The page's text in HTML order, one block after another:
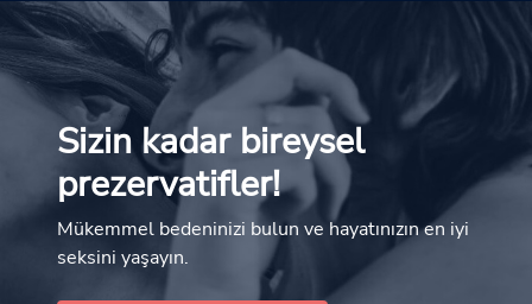
Skip to main content
Sizin kadar bireysel
prezervatifler!
Mükemmel bedeninizi bulun ve hayatınızın en iyi
seksini yaşayın.